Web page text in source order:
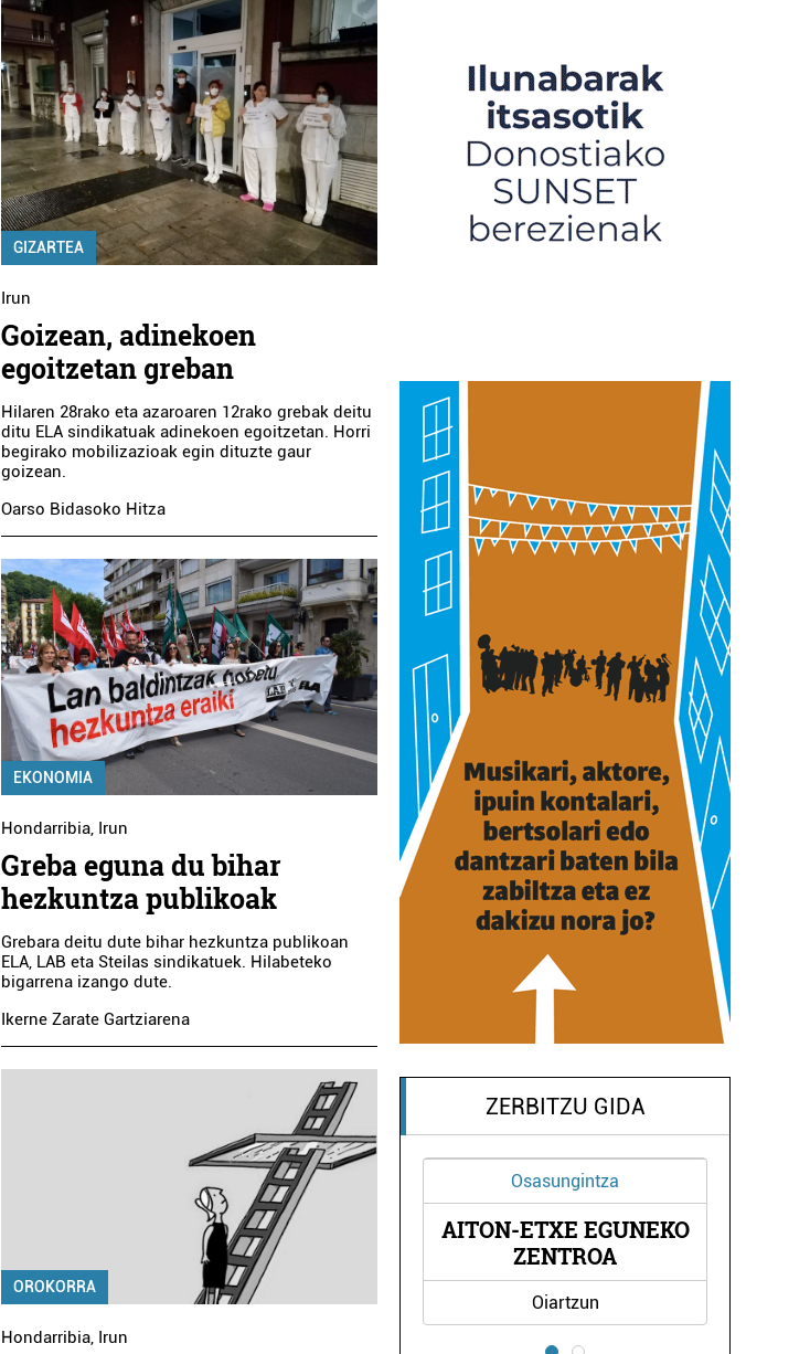
GIZARTEA
Irun
Goizean, adinekoen
egoitzetan greban
Hilaren 28rako eta azaroaren 12rako grebak deitu
ditu ELA sindikatuak adinekoen egoitzetan. Horri
begirako mobilizazioak egin dituzte gaur
goizean.
Oarso Bidasoko Hitza
EKONOMIA
Hondarribia, Irun
Greba eguna du bihar
hezkuntza publikoak
Grebara deitu dute bihar hezkuntza publikoan
ELA, LAB eta Steilas sindikatuek. Hilabeteko
bigarrena izango dute.
Ikerne Zarate Gartziarena
OROKORRA
Hondarribia Irun
ZERBITZU GIDA
Euskaltegiak
PASAIAKO TXIRRITA AEK
Pasaia
Osasungintza
AITON-ETXE EGUNEKO
ZENTROA
Oiartzun